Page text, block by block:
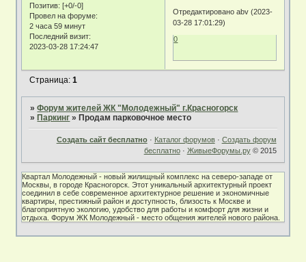
Позитив: [+0/-0]
Провел на форуме:
2 часа 59 минут
Последний визит:
2023-03-28 17:24:47
Отредактировано abv (2023-
03-28 17:01:29)
0
Страница:1
»Форум жителей ЖК "Молодежный" г.Красногорск
» Паркинг » Продам парковочное место
Создать сайт бесплатно· Каталог форумов· Создать форум
бесплатно· ЖивыеФорумы.ру© 2015
Квартал Молодежный - новый жилищный комплекс на северо-западе от
Москвы, в городе Красногорск. Этот уникальный архитектурный проект
соединил в себе современное архитектурное решение и экономичные
квартиры, престижный район и доступность, близость к Москве и
благоприятную экологию, удобство для работы и комфорт для жизни и
отдыха. Форум ЖК Молодежный - место общения жителей нового района.